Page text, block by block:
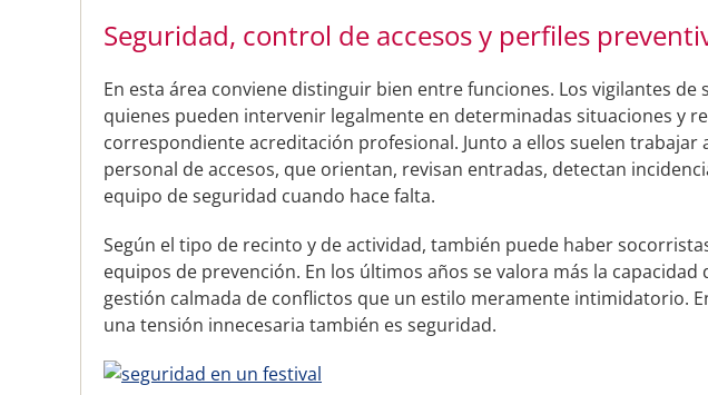
Seguridad, control de accesos y perfiles
En esta área conviene distinguir bien entre funciones. Los vigilantes
quienes pueden intervenir legalmente en determinadas situaciones y
correspondiente acreditación profesional. Junto a ellos suelen trabajar
personal de accesos, que orientan, revisan entradas, detectan
equipo de seguridad cuando hace falta.
Según el tipo de recinto y de actividad, también puede haber
equipos de prevención. En los últimos años se valora más la capacidad
gestión calmada de conflictos que un estilo meramente intimidatorio.
una tensión innecesaria también es seguridad.